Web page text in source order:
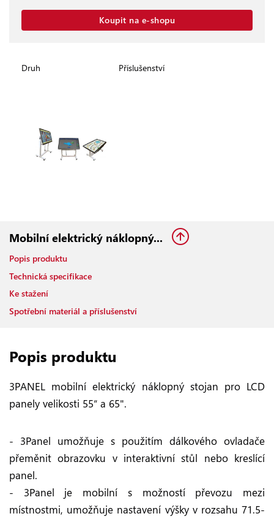
Koupit na e-shopu
Druh Příslušenství
Mobilní elektrický náklopný...
Popis produktu
Technická specifikace
Ke stažení
Spotřební materiál a příslušenství
Popis produktu
3PANEL mobilní elektrický náklopný stojan pro LCD
panely velikosti 55“ a 65".
- 3Panel umožňuje s použitím dálkového ovladače
přeměnit obrazovku v interaktivní stůl nebo kreslící
panel.
- 3Panel je mobilní s možností převozu mezi
místnostmi, umožňuje nastavení výšky v rozsahu 71.5-